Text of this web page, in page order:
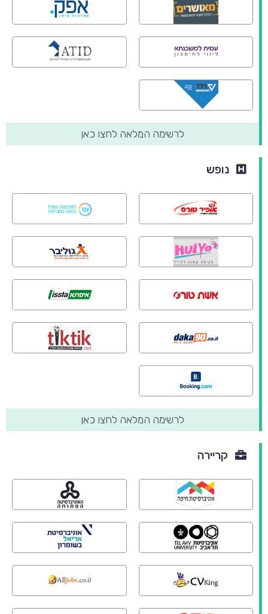
לרשימה המלאה לחצו כאן
נופש
לרשימה המלאה לחצו כאן
קריירה